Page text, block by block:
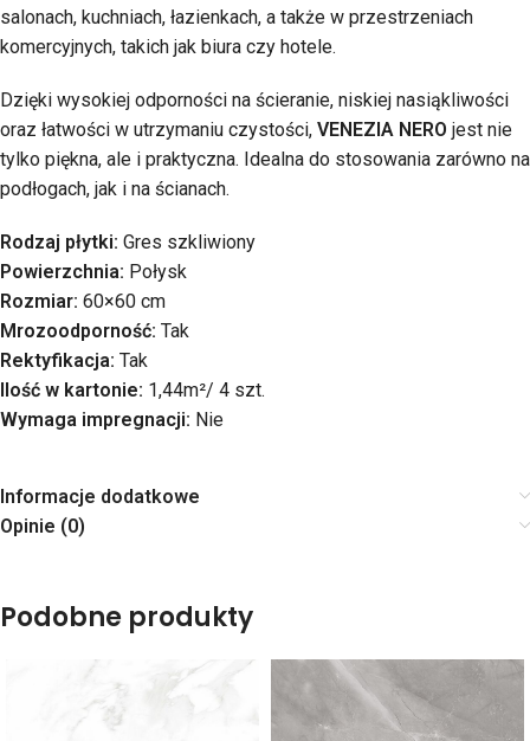
salonach, kuchniach, łazienkach, a także w przestrzeniach
komercyjnych, takich jak biura czy hotele.
Dzięki wysokiej odporności na ścieranie, niskiej nasiąkliwości
oraz łatwości w utrzymaniu czystości, VENEZIA NERO jest nie
tylko piękna, ale i praktyczna. Idealna do stosowania zarówno na
podłogach, jak i na ścianach.
Rodzaj płytki: Gres szkliwiony
Powierzchnia: Połysk
Rozmiar: 60×60 cm
Mrozoodporność: Tak
Rektyfikacja: Tak
Ilość w kartonie: 1,44m²/ 4 szt.
Wymaga impregnacji: Nie
Informacje dodatkowe
Opinie (0)
Podobne produkty